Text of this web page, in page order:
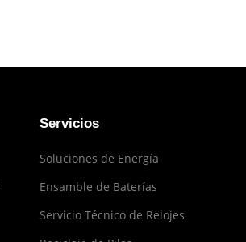
Servicios
Soluciones de Energía
Ensamble de Baterías
Servicio Técnico de Relojes